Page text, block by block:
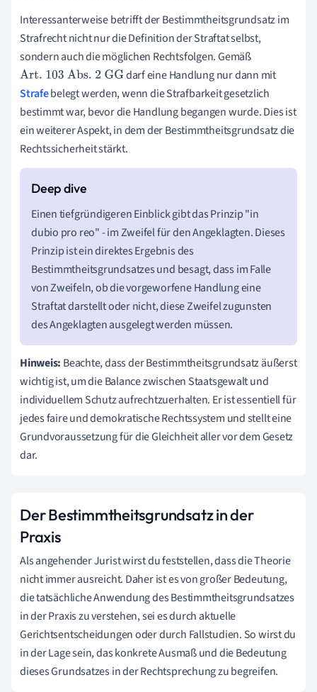
Interessanterweise betrifft der Bestimmtheitsgrundsatz im
Strafrecht nicht nur die Definition der Straftat selbst,
sondern auch die möglichen Rechtsfolgen. Gemäß
Art. 103 Abs. 2 GG
darf eine Handlung nur dann mit
Strafebelegt werden, wenn die Strafbarkeit gesetzlich
bestimmt war, bevor die Handlung begangen wurde. Dies ist
ein weiterer Aspekt, in dem der Bestimmtheitsgrundsatz die
Rechtssicherheit stärkt.
Einen tiefgründigeren Einblick gibt das Prinzip "in
dubio pro reo" - im Zweifel für den Angeklagten. Dieses
Prinzip ist ein direktes Ergebnis des
Bestimmtheitsgrundsatzes und besagt, dass im Falle
von Zweifeln, ob die vorgeworfene Handlung eine
Straftat darstellt oder nicht, diese Zweifel zugunsten
des Angeklagten ausgelegt werden müssen.
Hinweis: Beachte, dass der Bestimmtheitsgrundsatz äußerst
wichtig ist, um die Balance zwischen Staatsgewalt und
individuellem Schutz aufrechtzuerhalten. Er ist essentiell für
jedes faire und demokratische Rechtssystem und stellt eine
Grundvoraussetzung für die Gleichheit aller vor dem Gesetz
dar.
Der Bestimmtheitsgrundsatz in der
Praxis
Als angehender Jurist wirst du feststellen, dass die Theorie
nicht immer ausreicht. Daher ist es von großer Bedeutung,
die tatsächliche Anwendung des Bestimmtheitsgrundsatzes
in der Praxis zu verstehen, sei es durch aktuelle
Gerichtsentscheidungen oder durch Fallstudien. So wirst du
in der Lage sein, das konkrete Ausmaß und die Bedeutung
dieses Grundsatzes in der Rechtsprechung zu begreifen.